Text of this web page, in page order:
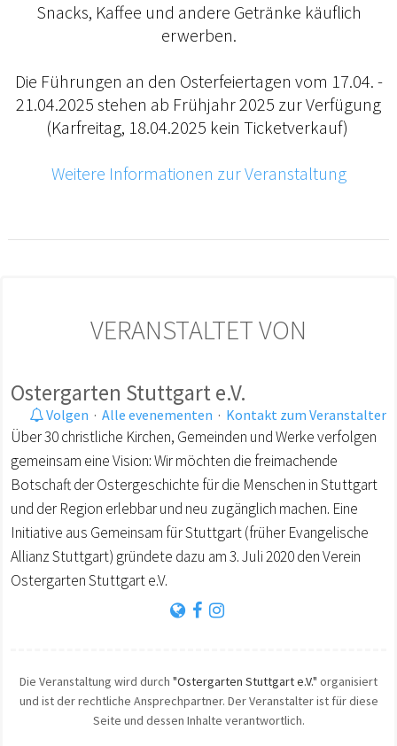
Snacks, Kaffee und andere Getränke käuflich
erwerben.
Die Führungen an den Osterfeiertagen vom 17.04. -
21.04.2025 stehen ab Frühjahr 2025 zur Verfügung
(Karfreitag, 18.04.2025 kein Ticketverkauf)
Weitere Informationen zur Veranstaltung
VERANSTALTET VON
Ostergarten Stuttgart e.V.
Volgen · Alle evenementen · Kontakt zum Veranstalter
Über 30 christliche Kirchen, Gemeinden und Werke verfolgen
gemeinsam eine Vision: Wir möchten die freimachende
Botschaft der Ostergeschichte für die Menschen in Stuttgart
und der Region erlebbar und neu zugänglich machen. Eine
Initiative aus Gemeinsam für Stuttgart (früher Evangelische
Allianz Stuttgart) gründete dazu am 3. Juli 2020 den Verein
Ostergarten Stuttgart e.V.
Die Veranstaltung wird durch "Ostergarten Stuttgart e.V." organisiert
und ist der rechtliche Ansprechpartner. Der Veranstalter ist für diese
Seite und dessen Inhalte verantwortlich.